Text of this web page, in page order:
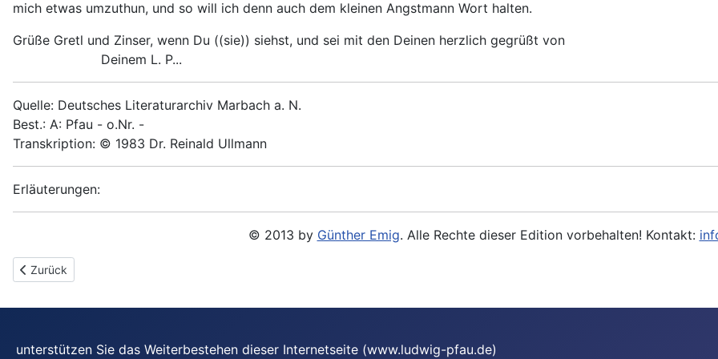
mich etwas umzuthun, und so will ich denn auch dem kleinen Angstmann Wort halten.
Grüße Gretl und Zinser, wenn Du ((sie)) siehst, und sei mit den Deinen herzlich gegrüßt von
Deinem L. P...
Quelle: Deutsches Literaturarchiv Marbach a. N.
Best.: A: Pfau - o.Nr. -
Transkription: © 1983 Dr. Reinald Ullmann
Erläuterungen:
© 2013 by Günther Emig. Alle Rechte dieser Edition vorbehalten! Kontakt:
Vorheriger Beitrag: 1889-03-19 - An Anna Spier
Zurück
unterstützen Sie das Weiterbestehen dieser Internetseite (www.ludwig-pfau.de)